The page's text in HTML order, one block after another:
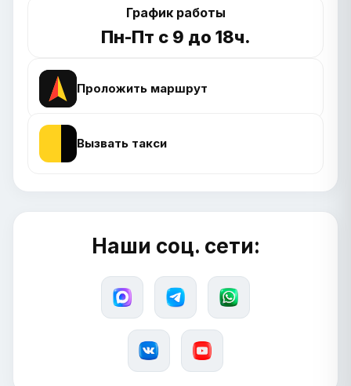
График работы
Пн-Пт с 9 до 18ч.
Проложить маршрут
Вызвать такси
Наши соц. сети: